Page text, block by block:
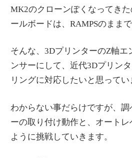
MK2のクローンぽくなってき
ールボードは、RAMPSのままで
そんな、3DプリンターのZ軸エ
ンサーにして、近代3Dプリン
リングに対応したいと思ってい
わからない事だらけですが、
ーの取り付け動作と、オート
ように挑戦していきます。